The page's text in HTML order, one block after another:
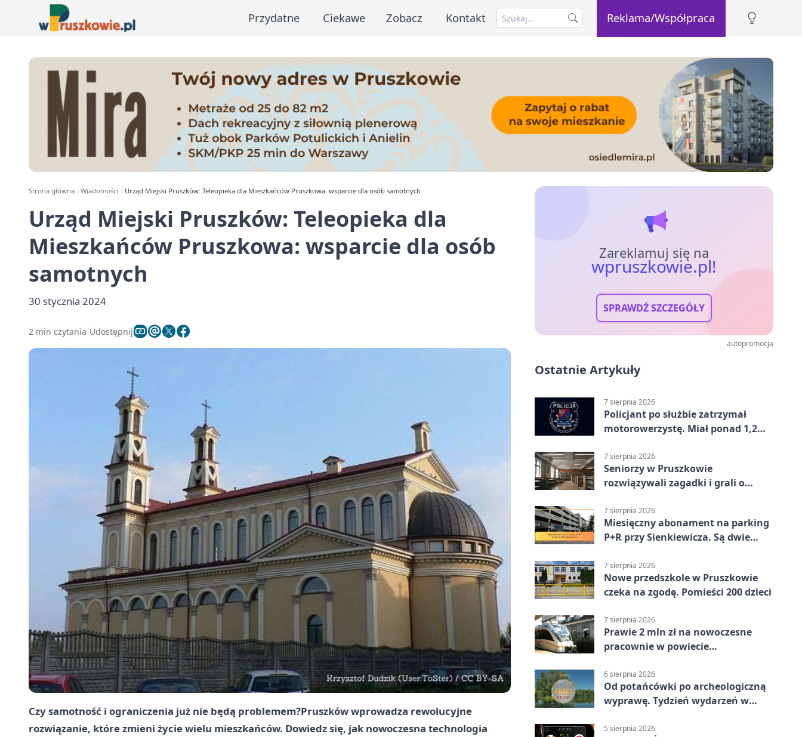
Przydatne Ciekawe Zobacz Kontakt Reklama/Współpraca
Strona główna Wiadomości Urząd Miejski Pruszków: Teleopieka dla Mieszkańców Pruszkowa: wsparcie dla osób samotnych
Urząd Miejski Pruszków: Teleopieka dla
Mieszkańców Pruszkowa: wsparcie dla osób
samotnych
30 stycznia 2024
2 min czytania Udostępnij
Czy samotność i ograniczenia już nie będą problemem?Pruszkówwprowadza rewolucyjne
rozwiązanie, które zmieni życie wielu mieszkańców. Dowiedz się, jak nowoczesna technologia
Zareklamuj się na
wpruszkowie.pl!
SPRAWDŹ SZCZEGÓŁY
autopromocja
Ostatnie Artykuły
7 sierpnia 2026
Policjant po służbie zatrzymał
motorowerzystę. Miał ponad 1,2
7 sierpnia 2026
Seniorzy w Pruszkowie
rozwiązywali zagadki i grali o
7 sierpnia 2026
Miesięczny abonament na parking
P+R przy Sienkiewicza. Są dwie
7 sierpnia 2026
Nowe przedszkole w Pruszkowie
czeka na zgodę. Pomieści 200 dzieci
7 sierpnia 2026
Prawie 2 mln zł na nowoczesne
pracownie w powiecie
6 sierpnia 2026
Od potańcówki po archeologiczną
wyprawę. Tydzień wydarzeń w
5 sierpnia 2026